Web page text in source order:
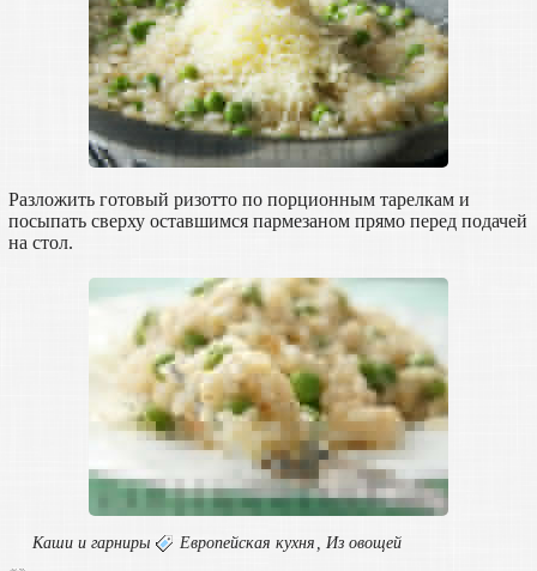
Разложить готовый ризотто по порционным тарелкам и
посыпать сверху оставшимся пармезаном прямо перед подачей
на стол.
Каши и гарниры Европейская кухня , Из овощей